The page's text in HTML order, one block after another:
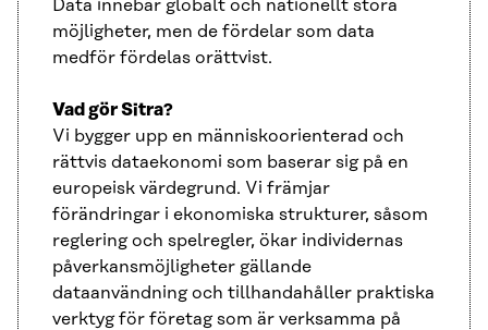
Data innebär globalt och nationellt stora
möjligheter, men de fördelar som data
medför fördelas orättvist.
Vad gör Sitra?
Vi bygger upp en människoorienterad och
rättvis dataekonomi som baserar sig på en
europeisk värdegrund. Vi främjar
förändringar i ekonomiska strukturer, såsom
reglering och spelregler, ökar individernas
påverkansmöjligheter gällande
dataanvändning och tillhandahåller praktiska
verktyg för företag som är verksamma på